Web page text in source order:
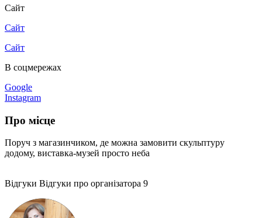
Сайт
Сайт
Сайт
В соцмережах
Google
Instagram
Про місце
Поруч з магазинчиком, де можна замовити скульптуру
додому, виставка-музей просто неба
Відгуки Відгуки про організатора 9